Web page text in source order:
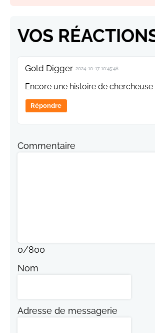
VOS
Gold Digger 2024-10-17 10:45:48
Encore une histoire de chercheuse
Répondre
Commentaire
0/800
Nom
Adresse de messagerie